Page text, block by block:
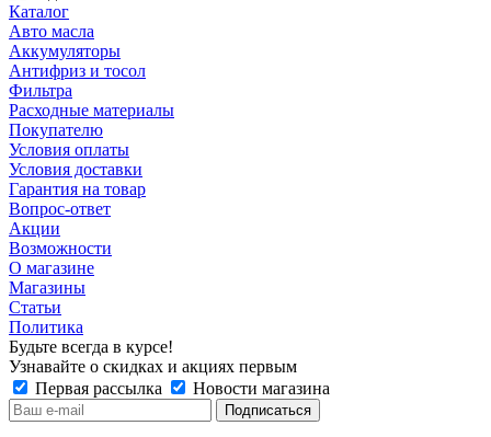
Каталог
Авто масла
Аккумуляторы
Антифриз и тосол
Фильтра
Расходные материалы
Покупателю
Условия оплаты
Условия доставки
Гарантия на товар
Вопрос-ответ
Акции
Возможности
О магазине
Магазины
Статьи
Политика
Будьте всегда в курсе!
Узнавайте о скидках и акциях первым
Первая рассылка
Новости магазина